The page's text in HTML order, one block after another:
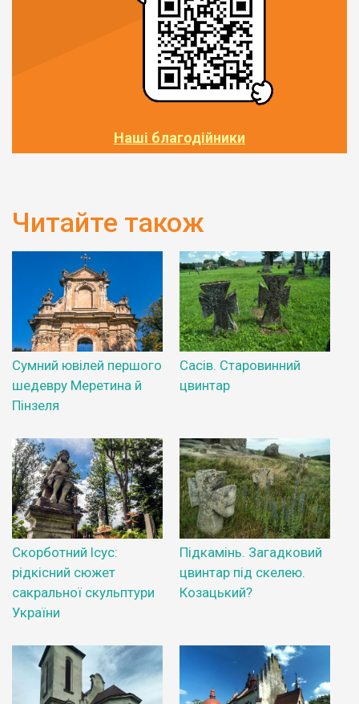
Наші благодійники
Читайте також
Сумний ювілей першого
шедевру Меретина й
Пінзеля
Сасів. Старовинний
цвинтар
Скорботний Ісус:
рідкісний сюжет
сакральної скульптури
України
Підкамінь. Загадковий
цвинтар під скелею.
Козацький?